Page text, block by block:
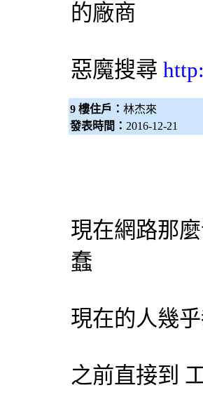
的廠商
惡魔搜尋
9 樓住戶： 林杰來
發表時間： 2016-12-21
現在網路那
蠢
現在的人幾
之前直接到